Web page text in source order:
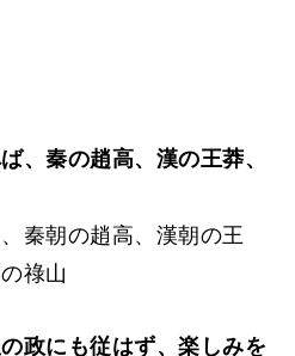
、秦の趙高、漢の王莽、
秦朝の趙高、漢朝の王
祿山
政にも従はず、楽しみを